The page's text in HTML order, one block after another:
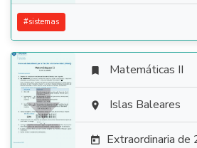
#sistemas

 Matemáticas II
 Islas Baleares
 Extraordinaria de